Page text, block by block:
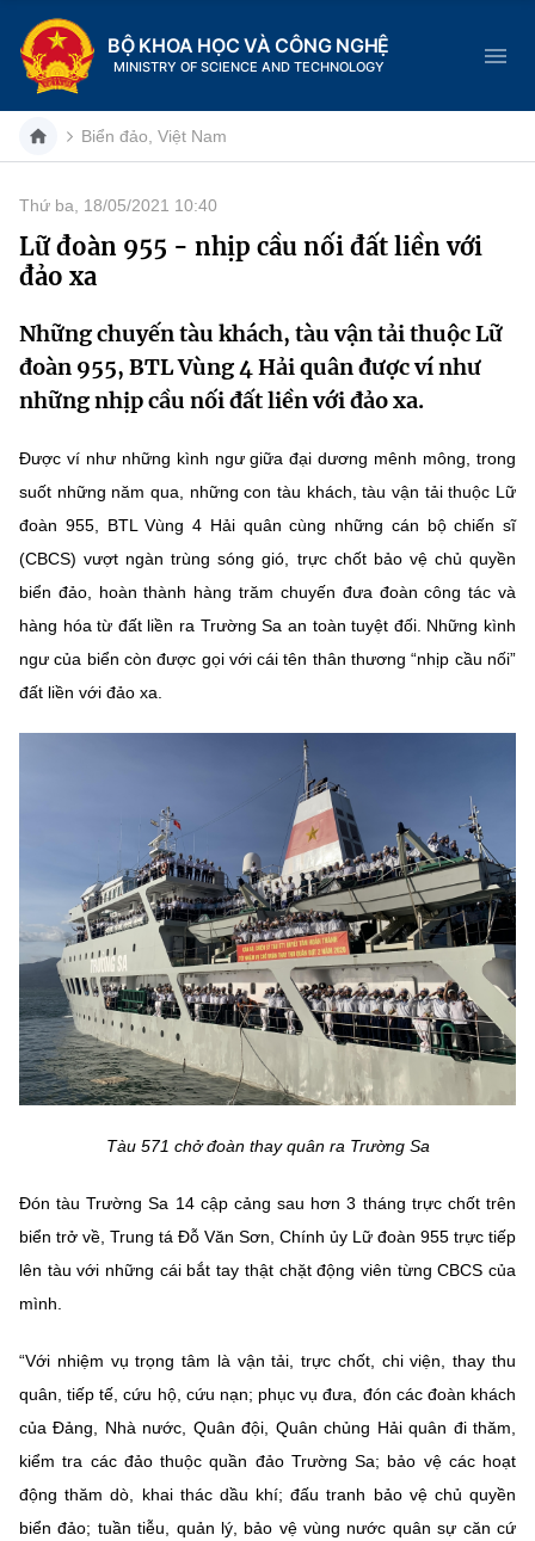
BỘ KHOA HỌC VÀ CÔNG NGHỆ
MINISTRY OF SCIENCE AND TECHNOLOGY
Danh mục
Trang chủ
Giới thiệu
Chức năng nhiệm vụ
Cơ cấu tổ chức
Sở Khoa học và Công nghệ
Tin tức sự kiện
Khoa học và Công nghệ
Chuyển đổi số
Bưu chính, Viễn thông
Sở hữu trí tuệ
Tiêu chuẩn, đo lường, chất lượng
Năng lượng nguyên tử
Tin tổng hợp
Tin địa phương
Dịch vụ công
Hệ thống văn bản
Văn bản QPPL
Văn bản chỉ đạo điều hành
MST IOFFICE
THỐNG KÊ
Khoa học và Công nghệ
Đổi mới sáng tạo
Bưu chính, Viễn thông
Sở hữu trí tuệ
Tiêu chuẩn, đo lường, chất lượng
Năng lượng nguyên tử
Multimedia
Infographic
Ảnh
Voice
Nhiệm vụ trọng tâm
Chọn ngôn ngữ
BỘ KHOA HỌC VÀ CÔNG NGHỆ
MINISTRY OF SCIENCE AND TECHNOLOGY
Cơ quan chủ quản: Bộ Khoa học và Công nghệ (MST)
Chịu trách nhiệm nội dung: Nguyễn Thị Hải Hằng
Giám đốc Trung tâm Truyền thông Khoa học và Công nghệ.
Địa chỉ: Ban Biên tập Cổng TTĐT - 18 Nguyễn Du, TP. Hà Nội
Điện thoại: 024 3936 9506
Biển đảo, Việt Nam
Thứ ba, 18/05/2021 10:40
Lữ đoàn 955 - nhịp cầu nối đất liền với
đảo xa
Những chuyến tàu khách, tàu vận tải thuộc Lữ
đoàn 955, BTL Vùng 4 Hải quân được ví như
những nhịp cầu nối đất liền với đảo xa.
Được ví như những kình ngư giữa đại dương mênh mông, trong
suốt những năm qua, những con tàu khách, tàu vận tải thuộc Lữ
đoàn 955, BTL Vùng 4 Hải quân cùng những cán bộ chiến sĩ
(CBCS) vượt ngàn trùng sóng gió, trực chốt bảo vệ chủ quyền
biển đảo, hoàn thành hàng trăm chuyến đưa đoàn công tác và
hàng hóa từ đất liền ra Trường Sa an toàn tuyệt đối. Những kình
ngư của biển còn được gọi với cái tên thân thương “nhịp cầu nối”
đất liền với đảo xa.
Tàu 571 chở đoàn thay quân ra Trường Sa
Đón tàu Trường Sa 14 cập cảng sau hơn 3 tháng trực chốt trên
biển trở về, Trung tá Đỗ Văn Sơn, Chính ủy Lữ đoàn 955 trực tiếp
lên tàu với những cái bắt tay thật chặt động viên từng CBCS của
mình.
“Với nhiệm vụ trọng tâm là vận tải, trực chốt, chi viện, thay thu
quân, tiếp tế, cứu hộ, cứu nạn; phục vụ đưa, đón các đoàn khách
của Đảng, Nhà nước, Quân đội, Quân chủng Hải quân đi thăm,
kiểm tra các đảo thuộc quần đảo Trường Sa; bảo vệ các hoạt
động thăm dò, khai thác dầu khí; đấu tranh bảo vệ chủ quyền
biển đảo; tuần tiễu, quản lý, bảo vệ vùng nước quân sự căn cứ